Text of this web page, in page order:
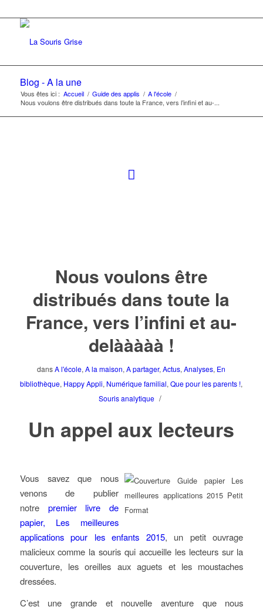
Blog - A la une
Vous êtes ici : Accueil / Guide des applis / A l'école /
Nous voulons être distribués dans toute la France, vers l’infini et au-...
Nous voulons être
distribués dans toute la
France, vers l’infini et au-
delààààà !
dansA l'école,A la maison,A partager,Actus,Analyses, En
bibliothèque, Happy Appli, Numérique familial,Que pour les parents !,
Souris analytique /
Un appel aux lecteurs
Vous savez que nous
venons de publier
notre premier livre de
papier, Les meilleures
applications pour les enfants 2015, un petit ouvrage
malicieux comme la souris qui accueille les lecteurs sur la
couverture, les oreilles aux aguets et les moustaches
dressées.
C’est une grande et nouvelle aventure que nous